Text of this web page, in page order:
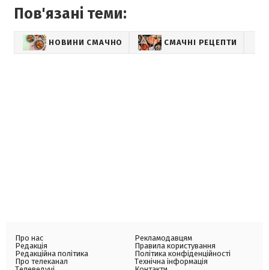
Пов'язані теми:
НОВИНИ СМАЧНО СМАЧНІ РЕЦЕПТИ
Про нас
Редакція
Редакційна політика
Про телеканал
Рекламодавцям
Правила користування
Політика конфіденційності
Технічна інформація